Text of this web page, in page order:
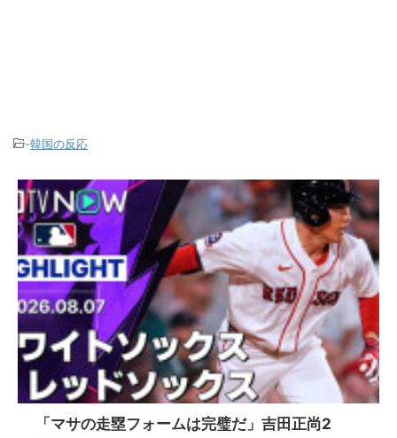
-韓国の反応
「マサの走塁フォームは完璧だ」吉田正尚2